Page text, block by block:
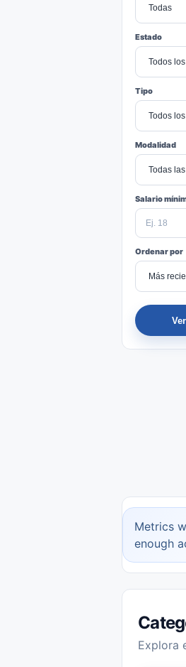
Estado
Tipo
Modalidad
Salario
Ordenar por
Metrics
enough
Explora